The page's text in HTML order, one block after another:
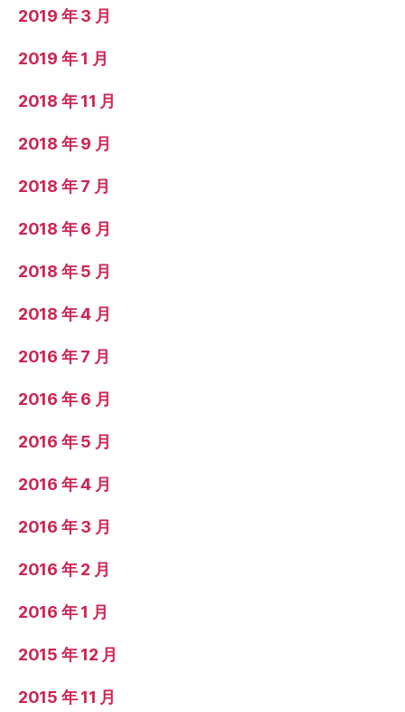
2019 年 3 月
2019 年 1 月
2018 年 11 月
2018 年 9 月
2018 年 7 月
2018 年 6 月
2018 年 5 月
2018 年 4 月
2016 年 7 月
2016 年 6 月
2016 年 5 月
2016 年 4 月
2016 年 3 月
2016 年 2 月
2016 年 1 月
2015 年 12 月
2015 年 11 月